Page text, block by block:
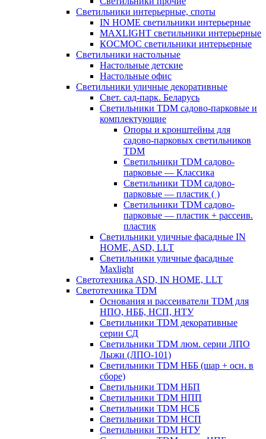
Светильники интерьерные, споты
IN HOME светильники интерьерные
MAXLIGHT светильники интерьерные
КОСМОС светильники интерьерные
Светильники настольные
Настольные детские
Настольные офис
Светильники уличные декоративные
Свет. сад-парк. Беларусь
Светильники TDM садово-парковые и
комплектующие
Опоры и кронштейны для
садово-парковых светильников
TDM
Светильники TDM садово-
парковые — Классика
Светильники TDM садово-
парковые — пластик ( )
Светильники TDM садово-
парковые — пластик + рассеив.
пластик
Светильники уличные фасадные IN
HOME, ASD, LLT
Светильники уличные фасадные
Maxlight
Светотехника ASD, IN HOME, LLT
Светотехника TDM
Основания и рассеиватели TDM для
НПО, НББ, НСП, НТУ
Светильники TDM декоративные
серии СД
Светильники TDM люм. серии ЛПО
Лыжи (ЛПО-101)
Светильники TDM НББ (шар + осн. в
сборе)
Светильники TDM НБП
Светильники TDM НПП
Светильники TDM НСБ
Светильники TDM НСП
Светильники TDM НТУ